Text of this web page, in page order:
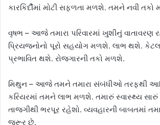
કારકિર્દીમાં મોટી સફળતા મળશે. તમને નવી તકો
વૃષભ – આજે તમારા પરિવારમાં ખુશીનું વાતાવરણ
પ્રિયજનોનો પૂરો સહયોગ મળશે. લાભ થશે.
પ્રભાવિત થશે. રોજગારની તકો મળશે.
મિથુન – આજે તમને તમારા સંબંધીઓ તરફથી
કરિયરમાં તમને લાભ મળશે. તમારું સ્વાસ્થ્ય
તાજગીથી ભરપૂર રહેશો. વ્યવહારની બાબતમાં
જરૂર છે.